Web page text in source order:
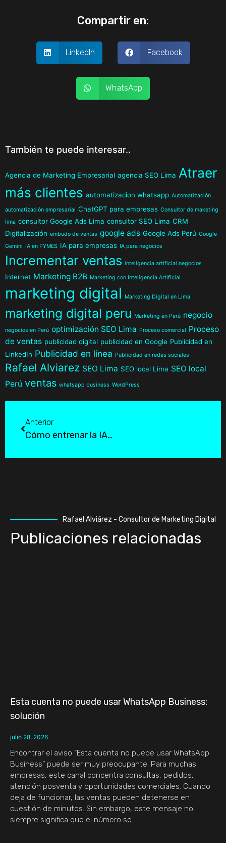
Compartir en:
LinkedIn Facebook
WhatsApp
También te puede interesar..
Agencia de Marketing Empresarial agencia SEO Lima Atraer
más clientes automatizacion whatsapp Automatización
automatización empresarial ChatGPT para empresas Consultor de maketing
lima consultor Google Ads Lima consultor SEO Lima CRM
Digitalización embudo de ventas google ads Google Ads Perú Google
Gemini IA en PYMES IA para empresas IA para negocios
Incrementar ventas inteligencia artificial negocios
Internet Marketing B2B Marketing con Inteligencia Artificial
marketing digital Marketing Digital en Lima
marketing digital peru Marketing en Perú negocio
negocios en Perú optimización SEO Lima Proceso comercial Proceso
de ventas publicidad digital publicidad en Google Publicidad en
LinkedIn Publicidad en línea Publicidad en redes sociales
Rafael Alviarez SEO Lima SEO local Lima SEO local
Perú ventas whatsapp business WordPress
Anterior
Cómo entrenar la IA de tu empresa con el método DATA
Rafael Alviárez - Consultor de Marketing Digital
Publicaciones relacionadas
Esta cuenta no puede usar WhatsApp Business:
solución
julio 28, 2026
Encontrar el aviso “Esta cuenta no puede usar WhatsApp
Business” puede ser muy preocupante. Para muchas
empresas, este canal concentra consultas, pedidos,
atención posventa y oportunidades comerciales. Cuando
deja de funcionar, las ventas pueden detenerse en
cuestión de minutos. Sin embargo, este mensaje no
siempre significa que el número se